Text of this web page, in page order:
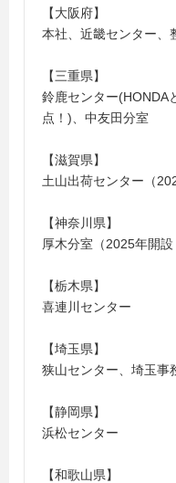
【大阪府】
本社、近畿センター、
【三重県】
鈴鹿センター(HONDA
点！)、中友田分室
【滋賀県】
土山出荷センター（
【神奈川県】
厚木分室（2025年開設
【栃木県】
喜連川センター
【埼玉県】
狭山センター、埼玉事
【静岡県】
浜松センター
【和歌山県】